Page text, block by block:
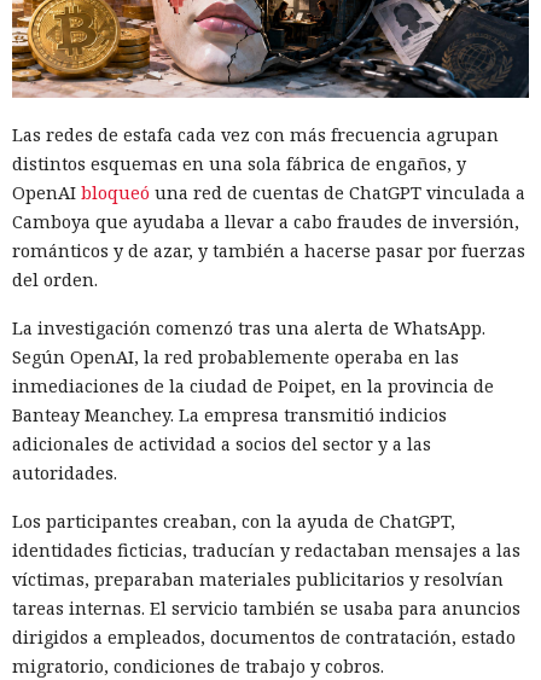
Las redes de estafa cada vez con más frecuencia agrupan
distintos esquemas en una sola fábrica de engaños, y
OpenAI bloqueó una red de cuentas de ChatGPT vinculada a
Camboya que ayudaba a llevar a cabo fraudes de inversión,
románticos y de azar, y también a hacerse pasar por fuerzas
del orden.
La investigación comenzó tras una alerta de WhatsApp.
Según OpenAI, la red probablemente operaba en las
inmediaciones de la ciudad de Poipet, en la provincia de
Banteay Meanchey. La empresa transmitió indicios
adicionales de actividad a socios del sector y a las
autoridades.
Los participantes creaban, con la ayuda de ChatGPT,
identidades ficticias, traducían y redactaban mensajes a las
víctimas, preparaban materiales publicitarios y resolvían
tareas internas. El servicio también se usaba para anuncios
dirigidos a empleados, documentos de contratación, estado
migratorio, condiciones de trabajo y cobros.